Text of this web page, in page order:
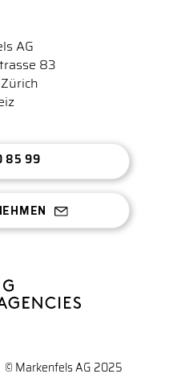
AG
83
85 99
© Markenfels AG 2025